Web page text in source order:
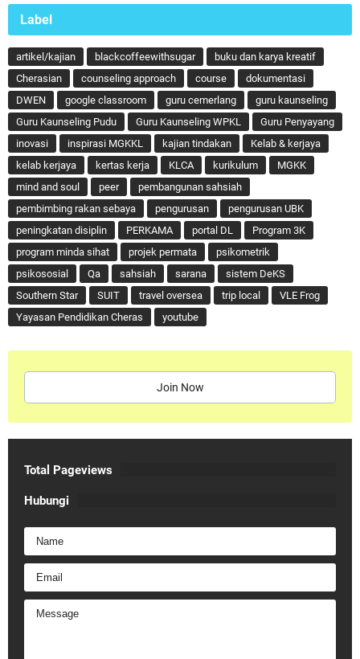
Label
artikel/kajian blackcoffeewithsugar
buku dan karya kreatif
Cherasian
counseling approach course
dokumentasi
DWEN
google classroom guru cemerlang
guru kaunseling
Guru Kaunseling Pudu
Guru Kaunseling WPKL
Guru Penyayang
inovasi
inspirasi MGKKL kajian tindakan
Kelab & kerjaya
kelab kerjaya
kertas kerja KLCA kurikulum
MGKK
mind and soul
peer
pembangunan sahsiah
pembimbing rakan sebaya
pengurusan
pengurusan UBK
peningkatan disiplin
PERKAMA portal DL
Program 3K
program minda sihat
projek permata
psikometrik
psikososial
Qa sahsiah sarana
sistem DeKS
Southern Star
SUIT travel oversea trip local
VLE Frog
Yayasan Pendidikan Cheras
youtube
Join Now
Total Pageviews
Hubungi